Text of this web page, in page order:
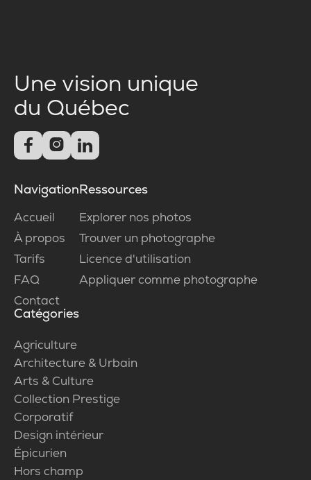
Une vision unique
du Québec
  
Navigation
Accueil
À propos
Tarifs
FAQ
Contact
Ressources
Explorer nos photos
Trouver un photographe
Licence d'utilisation
Appliquer comme photographe
Catégories
Agriculture
Architecture & Urbain
Arts & Culture
Collection Prestige
Corporatif
Design intérieur
Épicurien
Hors champ